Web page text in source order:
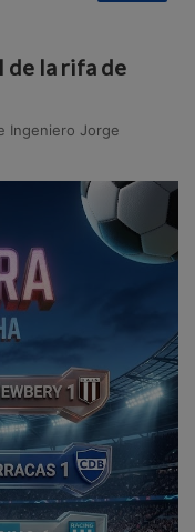
de la rifa de
Ingeniero Jorge